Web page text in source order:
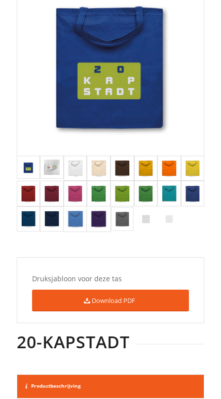
Druksjabloon voor deze tas
Download PDF
20-KAPSTADT
Productbeschrijving